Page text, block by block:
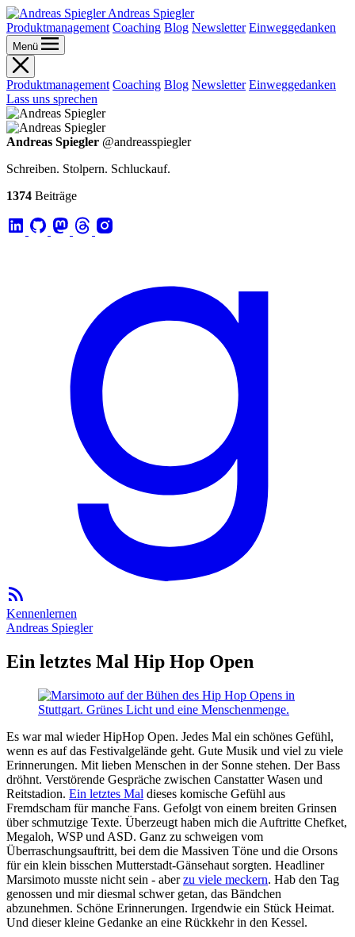
Andreas Spiegler
Produktmanagement Coaching Blog Newsletter Einweggedanken
Menü
Produktmanagement Coaching Blog Newsletter Einweggedanken
Lass uns sprechen
Andreas Spiegler @andreasspiegler
Schreiben. Stolpern. Schluckauf.
1374 Beiträge
Kennenlernen
Andreas Spiegler
Ein letztes Mal Hip Hop Open
Es war mal wieder HipHop Open. Jedes Mal ein schönes Gefühl,
wenn es auf das Festivalgelände geht. Gute Musik und viel zu viele
Erinnerungen. Mit lieben Menschen in der Sonne stehen. Der Bass
dröhnt. Verstörende Gespräche zwischen Canstatter Wasen und
Reitstadion. Ein letztes Mal dieses komische Gefühl aus
Fremdscham für manche Fans. Gefolgt von einem breiten Grinsen
über schmutzige Texte. Überzeugt haben mich die Auftritte Chefket,
Megaloh, WSP und ASD. Ganz zu schweigen vom
Überraschungsauftritt, bei dem die Massiven Töne und die Orsons
für ein klein bisschen Mutterstadt-Gänsehaut sorgten. Headliner
Marsimoto musste nicht sein - aberzu viele meckern. Hab den Tag
genossen und mir diesmal schwer getan, das Bändchen
abzunehmen. Schöne Erinnerungen. Irgendwie ein Stück Heimat.
Und dieser kleine Gedanke an eine Rückkehr in den Kessel.